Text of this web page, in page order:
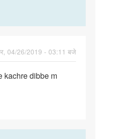
04/26/2019 - 03:11 बजे
kachre dibbe m